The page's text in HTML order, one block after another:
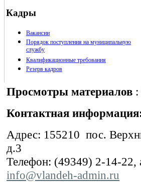
Кадры
Вакансии
Порядок поступления на муниципальную
службу
Квалификационные требования
Резерв кадров
Просмотры материалов
Контактная
Адрес: 155210 пос.
д.3
Телефон: (49349) 2-14-22,
info@vlandeh-admin.ru